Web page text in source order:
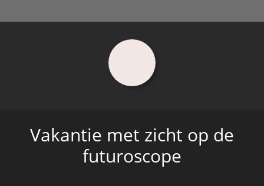
Vakantie met zicht op de
futuroscope